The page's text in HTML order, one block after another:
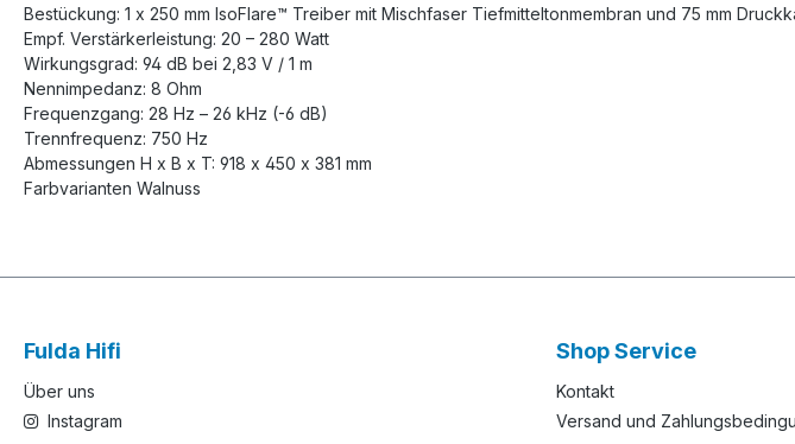
Bestückung: 1 x 250 mm IsoFlare™ Treiber mit Mischfaser Tiefmitteltonmembran und 75 mm
Empf. Verstärkerleistung: 20 – 280 Watt
Wirkungsgrad: 94 dB bei 2,83 V / 1 m
Nennimpedanz: 8 Ohm
Frequenzgang: 28 Hz – 26 kHz (-6 dB)
Trennfrequenz: 750 Hz
Abmessungen H x B x T: 918 x 450 x 381 mm
Farbvarianten Walnuss
Fulda Hifi
Über uns
Instagram
Shop Service
Kontakt
Versand und